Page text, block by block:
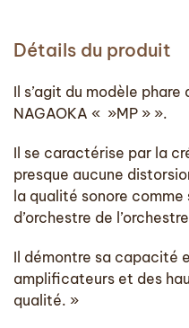
Détails du produit
Il s’agit du modèle
NAGAOKA « »MP » ».
Il se caractérise par la
presque aucune
la qualité sonore
d’orchestre de
Il démontre sa capacité
amplificateurs et des
qualité. »